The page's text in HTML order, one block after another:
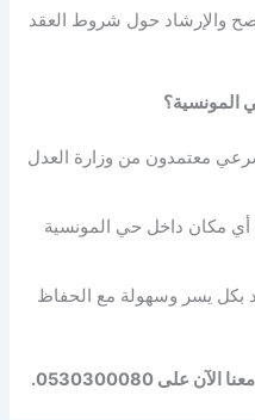
والإرشاد حول شروط العقد
المونسية؟
معتمدون من وزارة العدل
مكان داخل حي المونسية
بكل يسر وسهولة مع الحفاظ
على 0530300080.